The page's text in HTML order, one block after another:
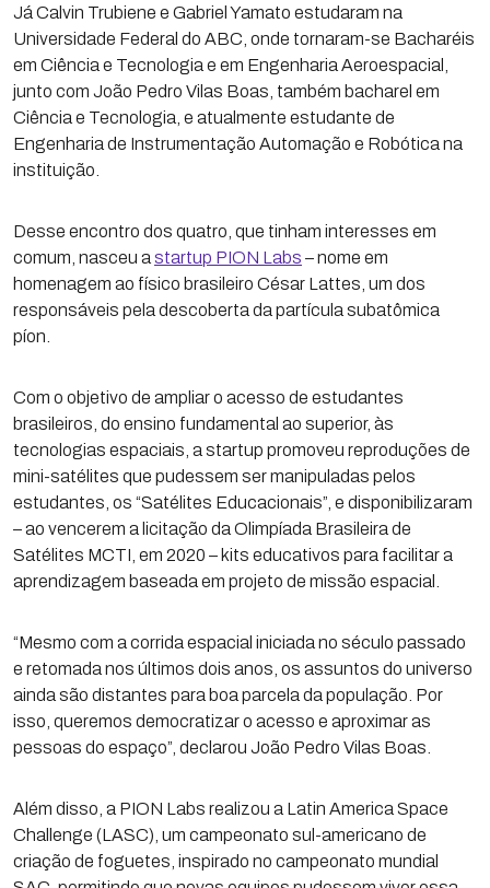
Já Calvin Trubiene e Gabriel Yamato estudaram na
Universidade Federal do ABC, onde tornaram-se Bacharéis
em Ciência e Tecnologia e em Engenharia Aeroespacial,
junto com João Pedro Vilas Boas, também bacharel em
Ciência e Tecnologia, e atualmente estudante de
Engenharia de Instrumentação Automação e Robótica na
instituição.
Desse encontro dos quatro, que tinham interesses em
comum, nasceu a startup PION Labs – nome em
homenagem ao físico brasileiro César Lattes, um dos
responsáveis pela descoberta da partícula subatômica
píon.
Com o objetivo de ampliar o acesso de estudantes
brasileiros, do ensino fundamental ao superior, às
tecnologias espaciais, a startup promoveu reproduções de
mini-satélites que pudessem ser manipuladas pelos
estudantes, os “Satélites Educacionais”, e disponibilizaram
– ao vencerem a licitação da Olimpíada Brasileira de
Satélites MCTI, em 2020 – kits educativos para facilitar a
aprendizagem baseada em projeto de missão espacial.
“Mesmo com a corrida espacial iniciada no século passado
e retomada nos últimos dois anos, os assuntos do universo
ainda são distantes para boa parcela da população. Por
isso, queremos democratizar o acesso e aproximar as
pessoas do espaço”, declarou João Pedro Vilas Boas.
Além disso, a PION Labs realizou a Latin America Space
Challenge (LASC), um campeonato sul-americano de
criação de foguetes, inspirado no campeonato mundial